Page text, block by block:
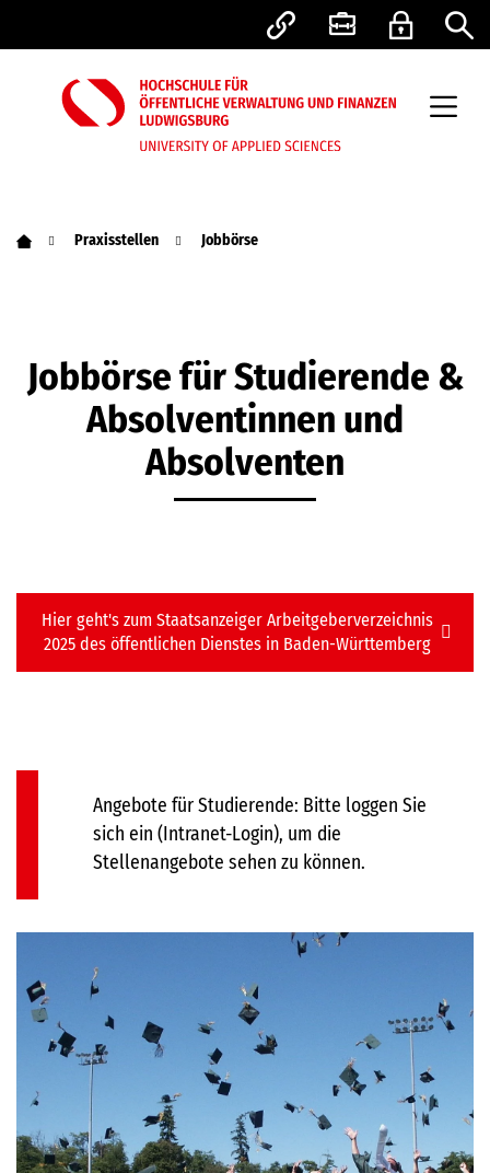
Praxisstellen Jobbörse
Jobbörse für Studierende &
Absolventinnen und
Absolventen
Hier geht's zum Staatsanzeiger Arbeitgeberverzeichnis
2025 des öffentlichen Dienstes in Baden-Württemberg
Angebote für Studierende: Bitte loggen Sie
sich ein (Intranet-Login), um die
Stellenangebote sehen zu können.